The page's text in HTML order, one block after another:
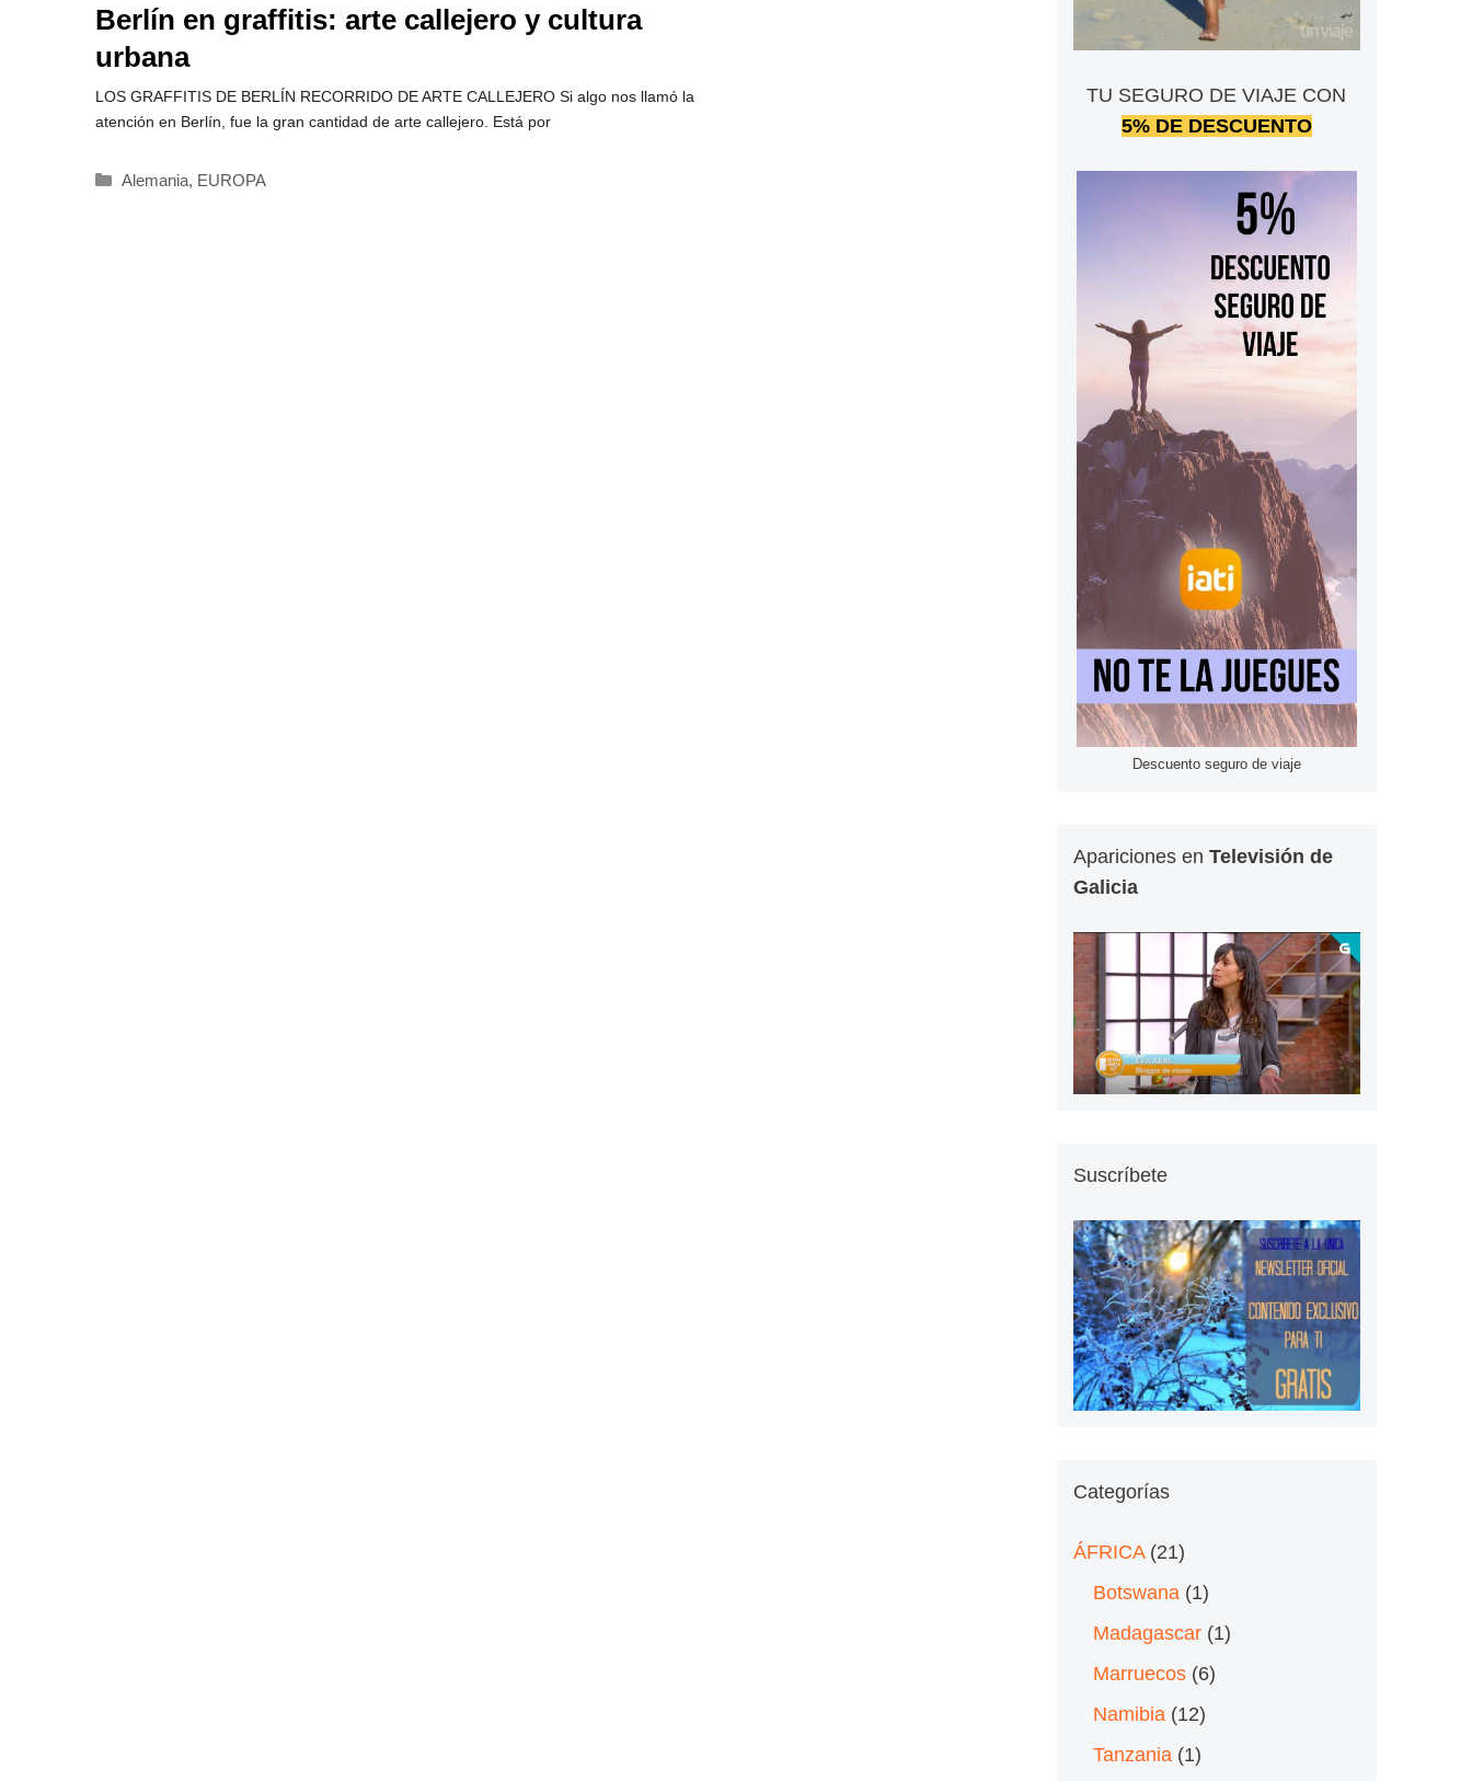
Berlín en graffitis: arte callejero y cultura
urbana
LOS GRAFFITIS DE BERLÍN RECORRIDO DE ARTE CALLEJERO Si algo nos llamó la
atención en Berlín, fue la gran cantidad de arte callejero. Está por
Categorías
Alemania, EUROPA
TU SEGURO DE VIAJE CON
5% DE DESCUENTO
Descuento seguro de viaje
Apariciones en Televisión de
Galicia
Suscríbete
Categorías
ÁFRICA(21)
Botswana (1)
Madagascar(1)
Marruecos(6)
Namibia (12)
Tanzania (1)